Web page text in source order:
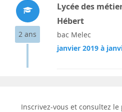
2 ans
Lycée des
Hébert
bac Melec
janvier 2019 à
Inscrivez-vous et consultez